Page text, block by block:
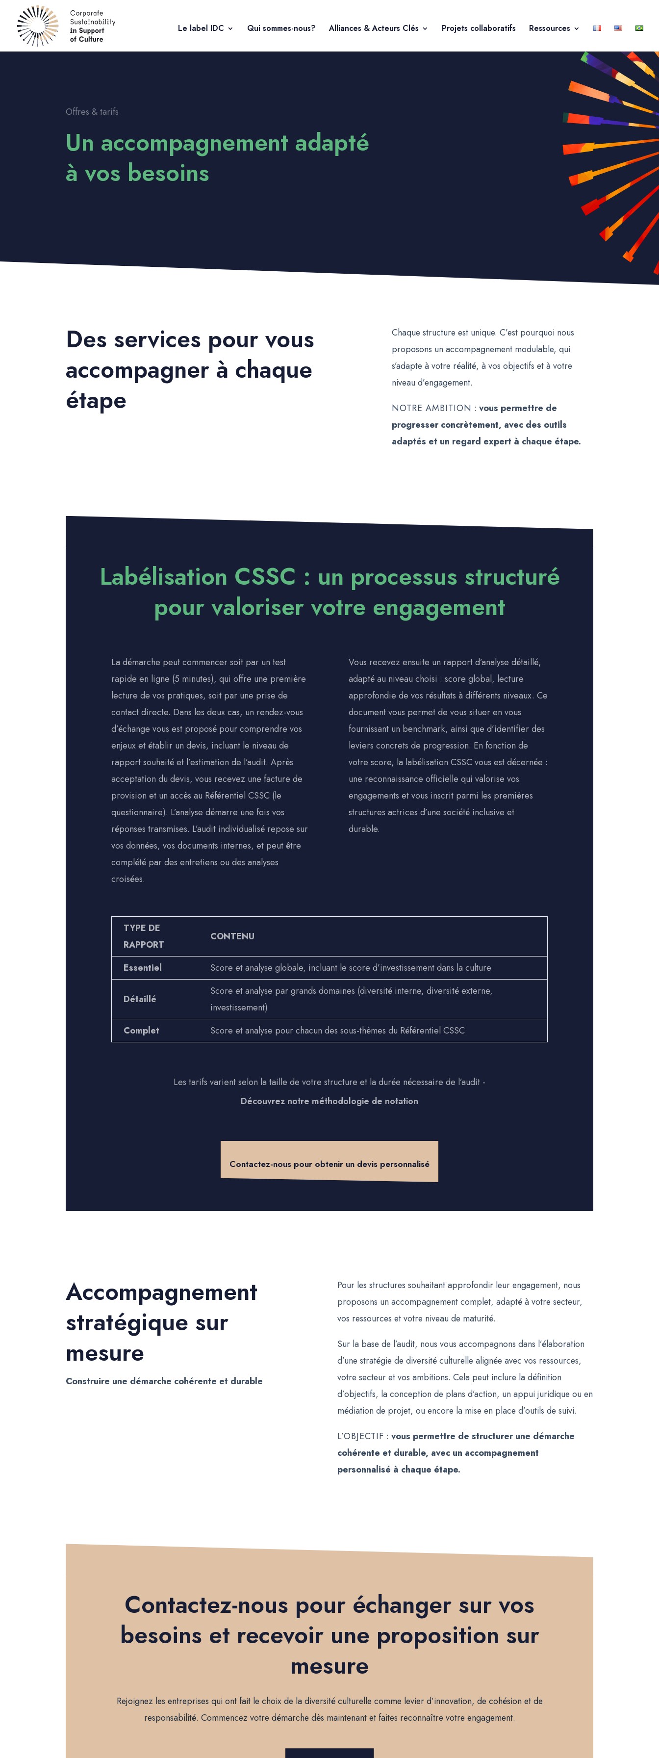
Le label IDC Qui sommes-nous? Alliances & Acteurs Clés Projets collaboratifs Ressources
Offres & tarifs
Un accompagnement adapté
à vos besoins
Des services pour vous
accompagner à chaque
étape
Chaque structure est unique. C’est pourquoi nous
proposons un accompagnement modulable, qui
s’adapte à votre réalité, à vos objectifs et à votre
niveau d’engagement.
NOTRE AMBITION : vous permettre de
progresser concrètement, avec des outils
adaptés et un regard expert à chaque étape.
Labélisation CSSC : un processus structuré
pour valoriser votre engagement
La démarche peut commencer soit par un test
rapide en ligne (5 minutes), qui offre une première
lecture de vos pratiques, soit par une prise de
contact directe. Dans les deux cas, un rendez-vous
d’échange vous est proposé pour comprendre vos
enjeux et établir un devis, incluant le niveau de
rapport souhaité et l’estimation de l’audit. Après
acceptation du devis, vous recevez une facture de
provision et un accès au Référentiel CSSC (le
questionnaire). L’analyse démarre une fois vos
réponses transmises. L’audit individualisé repose sur
vos données, vos documents internes, et peut être
complété par des entretiens ou des analyses
croisées.
Vous recevez ensuite un rapport d’analyse détaillé,
adapté au niveau choisi : score global, lecture
approfondie de vos résultats à différents niveaux. Ce
document vous permet de vous situer en vous
fournissant un benchmark, ainsi que d’identifier des
leviers concrets de progression. En fonction de
votre score, la labélisation CSSC vous est décernée :
une reconnaissance officielle qui valorise vos
engagements et vous inscrit parmi les premières
structures actrices d’une société inclusive et
durable.
TYPE DE
RAPPORT
CONTENU
Essentiel Score et analyse globale, incluant le score d’investissement dans la culture
Détaillé
Score et analyse par grands domaines (diversité interne, diversité externe,
investissement)
Complet
Score et analyse pour chacun des sous-thèmes du Référentiel CSSC
Les tarifs varient selon la taille de votre structure et la durée nécessaire de l’audit -
Découvrez notre méthodologie de notation
Contactez-nous pour obtenir un devis personnalisé
Accompagnement
stratégique sur
mesure
Construire une démarche cohérente et durable
Pour les structures souhaitant approfondir leur engagement, nous
proposons un accompagnement complet, adapté à votre secteur,
vos ressources et votre niveau de maturité.
Sur la base de l’audit, nous vous accompagnons dans l’élaboration
d’une stratégie de diversité culturelle alignée avec vos ressources,
votre secteur et vos ambitions. Cela peut inclure la définition
d’objectifs, la conception de plans d’action, un appui juridique ou en
médiation de projet, ou encore la mise en place d’outils de suivi.
L’OBJECTIF :vous permettre de structurer une démarche
cohérente et durable, avec un accompagnement
personnalisé à chaque étape.
Contactez-nous pour échanger sur vos
besoins et recevoir une proposition sur
mesure
Rejoignez les entreprises qui ont fait le choix de la diversité culturelle comme levier d’innovation, de cohésion et de
responsabilité. Commencez votre démarche dès maintenant et faites reconnaître votre engagement.